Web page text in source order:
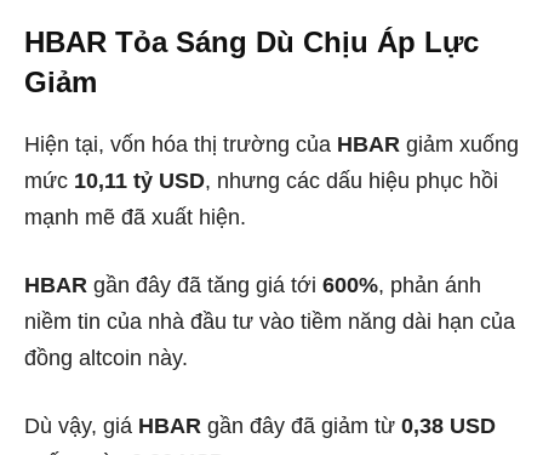
HBAR Tỏa Sáng Dù Chịu Áp Lực
Giảm
Hiện tại, vốn hóa thị trường của HBAR giảm xuống
mức 10,11 tỷ USD, nhưng các dấu hiệu phục hồi
mạnh mẽ đã xuất hiện.
HBAR gần đây đã tăng giá tới 600%, phản ánh
niềm tin của nhà đầu tư vào tiềm năng dài hạn của
đồng altcoin này.
Dù vậy, giá HBAR gần đây đã giảm từ 0,38 USD